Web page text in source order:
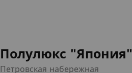
Полулюкс "Япония"
Петровская набережная